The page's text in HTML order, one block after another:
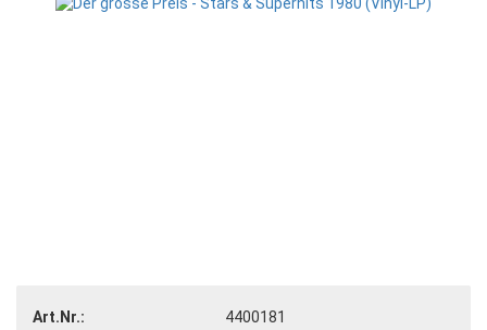
Art.Nr.:
4400181